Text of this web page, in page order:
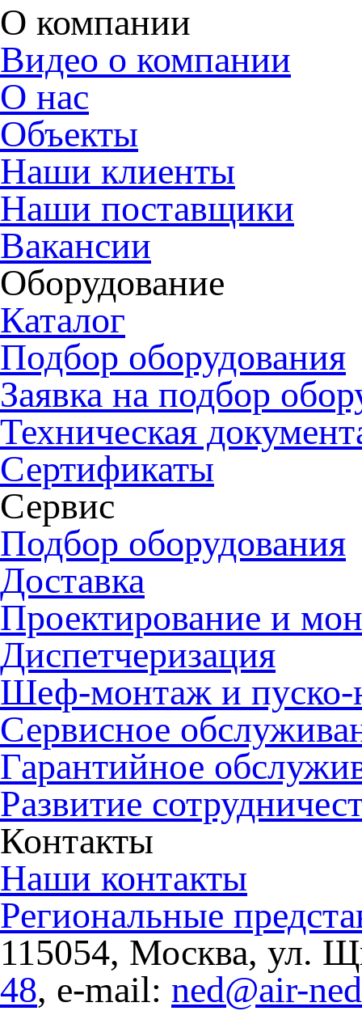
О компании
Видео о компании
О нас
Объекты
Наши клиенты
Наши поставщики
Вакансии
Оборудование
Каталог
Подбор оборудования
Заявка на подбор
Техническая
Сертификаты
Сервис
Подбор оборудования
Доставка
Проектирование и
Диспетчеризация
Шеф-монтаж и пуско-
Сервисное
Гарантийное
Развитие
Контакты
Наши контакты
Региональные
115054, Москва, ул.
48, e-mail: ned@air-